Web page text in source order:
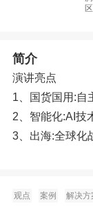
简介
演讲亮点
1、国货国用:自
2、智能化:AI技
3、出海:全球化
观点 案例 解决方